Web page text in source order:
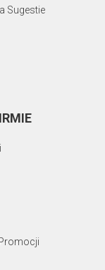
Sugestie